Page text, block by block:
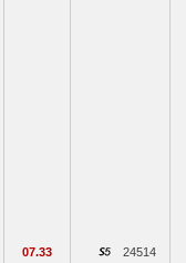
07.33 24514